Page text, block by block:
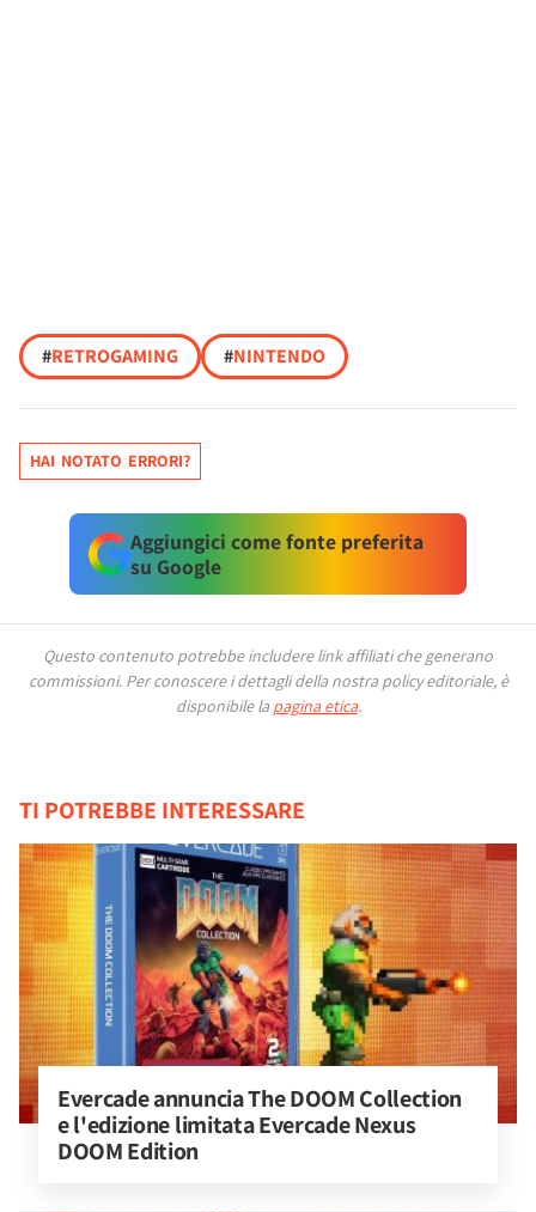
#RETROGAMING #NINTENDO
HAI NOTATO ERRORI?
Aggiungici come fonte preferita
su Google
Questo contenuto potrebbe includere link affiliati che generano
commissioni. Per conoscere i dettagli della nostra policy editoriale, è
disponibile la pagina etica.
TI POTREBBE INTERESSARE
Evercade annuncia The DOOM Collection
e l'edizione limitata Evercade Nexus
DOOM Edition